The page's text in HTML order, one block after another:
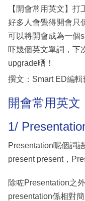
閱
專
【開會常用英文】
好多人會覺得開會只
可以將開會成為一個
吓幾個英文單詞，下
upgrade晒！
撰文：Smart ED編
開會常用英文
1/
Presentation呢個詞
present present，
除咗Presentation之
presentation係相對簡